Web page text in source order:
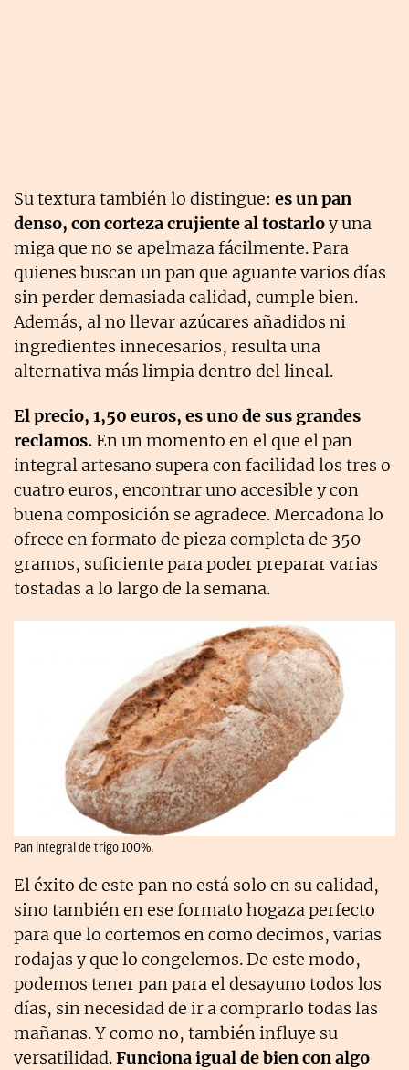
Su textura también lo distingue: es un pan
denso, con corteza crujiente al tostarloy una
miga que no se apelmaza fácilmente. Para
quienes buscan un pan que aguante varios días
sin perder demasiada calidad, cumple bien.
Además, al no llevar azúcares añadidos ni
ingredientes innecesarios, resulta una
alternativa más limpia dentro del lineal.
El precio, 1,50 euros, es uno de sus grandes
reclamos. En un momento en el que el pan
integral artesano supera con facilidad los tres o
cuatro euros, encontrar uno accesible y con
buena composición se agradece. Mercadona lo
ofrece en formato de pieza completa de 350
gramos, suficiente para poder preparar varias
tostadas a lo largo de la semana.
Pan integral de trigo 100%.
El éxito de este pan no está solo en su calidad,
sino también en ese formato hogaza perfecto
para que lo cortemos en como decimos, varias
rodajas y que lo congelemos. De este modo,
podemos tener pan para el desayuno todos los
días, sin necesidad de ir a comprarlo todas las
mañanas. Y como no, también influye su
versatilidad.Funciona igual de bien con algo